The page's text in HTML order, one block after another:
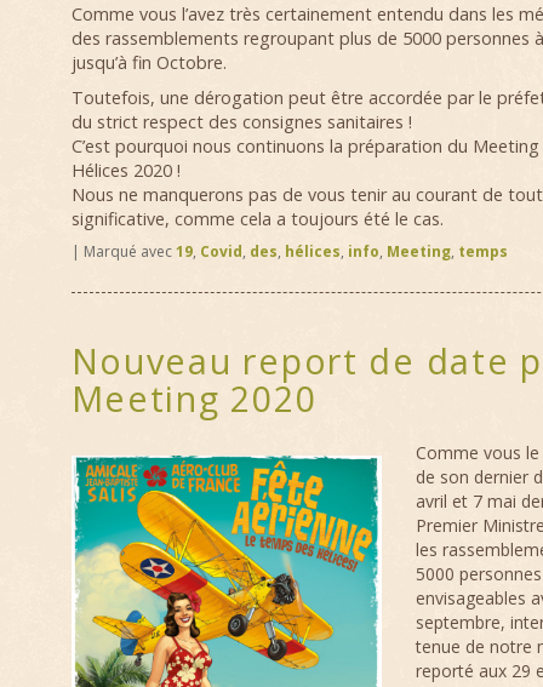
Comme vous l’avez très certainement entendu dans les
des rassemblements regroupant plus de 5000 personnes
jusqu’à fin Octobre.
Toutefois, une dérogation peut être accordée par le
du strict respect des consignes sanitaires !
C’est pourquoi nous continuons la préparation du
Hélices 2020 !
Nous ne manquerons pas de vous tenir au courant de
significative, comme cela a toujours été le cas.
| Marqué avec 19, Covid, des, hélices, info, Meeting, temps
Nouveau report de date
Meeting 2020
Comme vous
de son dernier
avril et 7 mai
Premier
les
5000
envisageables
septembre,
tenue de notre
reporté aux 29